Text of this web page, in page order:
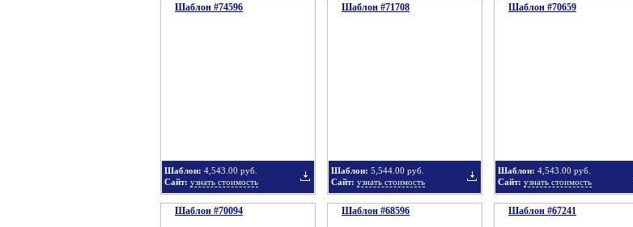
Шаблон #74596
Шаблон: 4,543.00 руб.
Сайт: узнать стоимость
Шаблон #71708
Шаблон: 5,544.00 руб.
Сайт: узнать стоимость
Шаблон #70659
Шаблон: 4,543.00 руб.
Сайт: узнать стоимость
Шаблон #70094 Шаблон #68596 Шаблон #67241